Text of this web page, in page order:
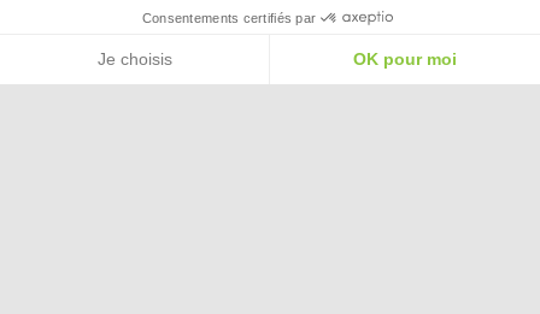
Besoin d'aide pour choisir une
taille ou une pointure ?
Consentements certifiés par
Je choisis OK pour moi